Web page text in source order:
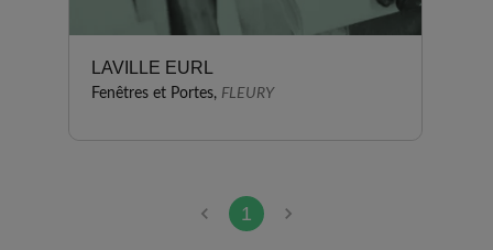
LAVILLE EURL
Fenêtres et Portes, FLEURY
1